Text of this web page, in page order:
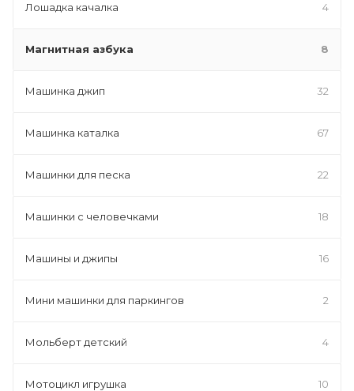
Лошадка качалка 4
Магнитная азбука 8
Машинка джип 32
Машинка каталка 67
Машинки для песка 22
Машинки с человечками 18
Машины и джипы 16
Мини машинки для паркингов 2
Мольберт детский 4
Мотоцикл игрушка 10